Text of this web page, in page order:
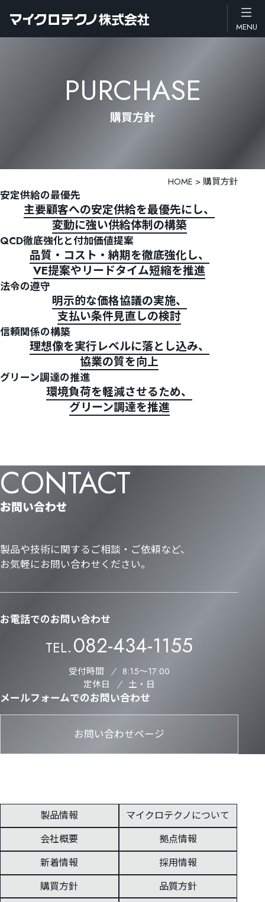
マイクロテ
会社概要
採用情報
プライバシ
MENU
PURCHASE
購買方針
HOME >購買方針
安定供給の最優先
主要顧客への安定供給を最優先にし、
変動に強い供給体制の構築
QCD徹底強化と付加価値提案
品質・コスト・納期を徹底強化し、
VE提案やリードタイム短縮を推進
法令の遵守
明示的な価格協議の実施、
支払い条件見直しの検討
信頼関係の構築
理想像を実行レベルに落とし込み、
協業の質を向上
グリーン調達の推進
環境負荷を軽減させるため、
グリーン調達を推進
CONTACT
お問い合わせ
製品や技術に関するご相談・ご依頼など、
お気軽にお問い合わせください。
お電話でのお問い合わせ
TEL.082-434-1155
受付時間
8:15〜17:00
定休日
土・日
メールフォームでのお問い合わせ
お問い合わせページ
製品情報
マイクロテクノについて
会社概要
拠点情報
新着情報
採用情報
購買方針
品質方針